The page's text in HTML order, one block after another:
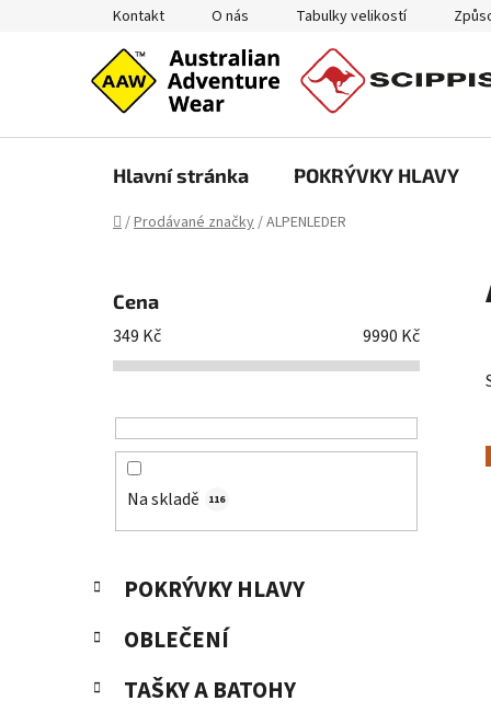
Kontakt O nás Tabulky velikostí
Hlavní stránka POKRÝVKY HLAVY
Domů
/Prodávané značky/ALPENLEDER
e
l
Cena
349 Kč 9990 Kč
Na skladě 116
Přeskočit
kategorie
K
a
e
o
POKRÝVKY HLAVY
OBLEČENÍ
TAŠKY A BATOHY